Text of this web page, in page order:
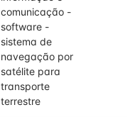
comunicação -
software -
sistema de
navegação por
satélite para
transporte
terrestre